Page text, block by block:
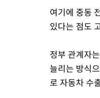
여기에 중동
있다는 점도
정부 관계자
늘리는 방식
로 자동차 수